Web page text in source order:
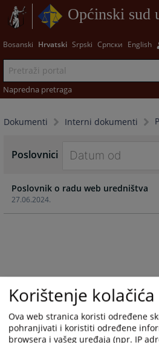
Općinski sud
Bosanski Hrvatski Srpski Српски English
Napredna pretraga
Dokumenti Interni dokumenti
Poslovnici
forward
interact
a
date.
Press
the
27.06.2024.
Poslovnik o radu web uredništva
Korištenje kolačića
Ova web stranica koristi određene
pohranjivati i koristiti određene
browsera i vašeg uređaja (npr. IP